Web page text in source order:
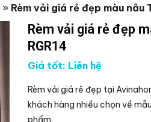
» Rèm vải giá rẻ đẹp màu nâu
Rèm vải giá rẻ đẹp
RGR14
Giá tốt: Liên hệ
Rèm vải giá rẻ đẹp tại
khách hàng nhiều chọn về
phẩm.